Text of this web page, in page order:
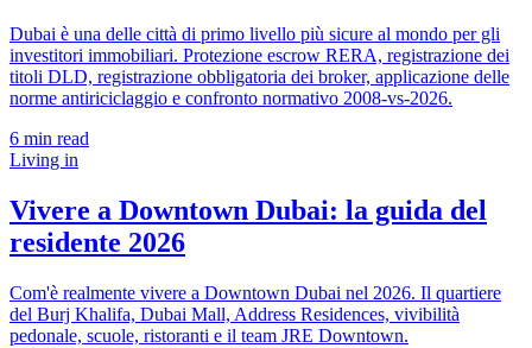
Dubai è una delle città di primo livello più sicure al mondo per gli
investitori immobiliari. Protezione escrow RERA, registrazione dei
titoli DLD, registrazione obbligatoria dei broker, applicazione delle
norme antiriciclaggio e confronto normativo 2008-vs-2026.
6 min read
Living in
Vivere a Downtown Dubai: la guida del
residente 2026
Com'è realmente vivere a Downtown Dubai nel 2026. Il quartiere
del Burj Khalifa, Dubai Mall, Address Residences, vivibilità
pedonale, scuole, ristoranti e il team JRE Downtown.